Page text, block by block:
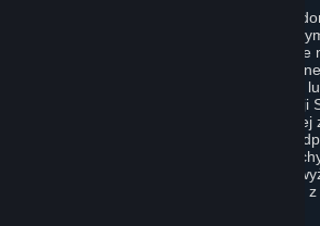
Użytkownik rozumie i przyjmuje do
ma obowiązku udostępniania bądź
jakiegokolwiek Rynku Subskrypcji. Valve
decyzję o zaprzestaniu działania
Subskrypcji, zmianie pobieranych opłat
warunków lub funkcji Rynku Subskrypcji
zostanie powiadomiony o każdej
lub dostępności Rynku Subskrypcji w
przed wejściem takiej zmiany w życie,
niemożliwe na skutek wystąpienia siły
Użytkownika lub zdarzenia związanego